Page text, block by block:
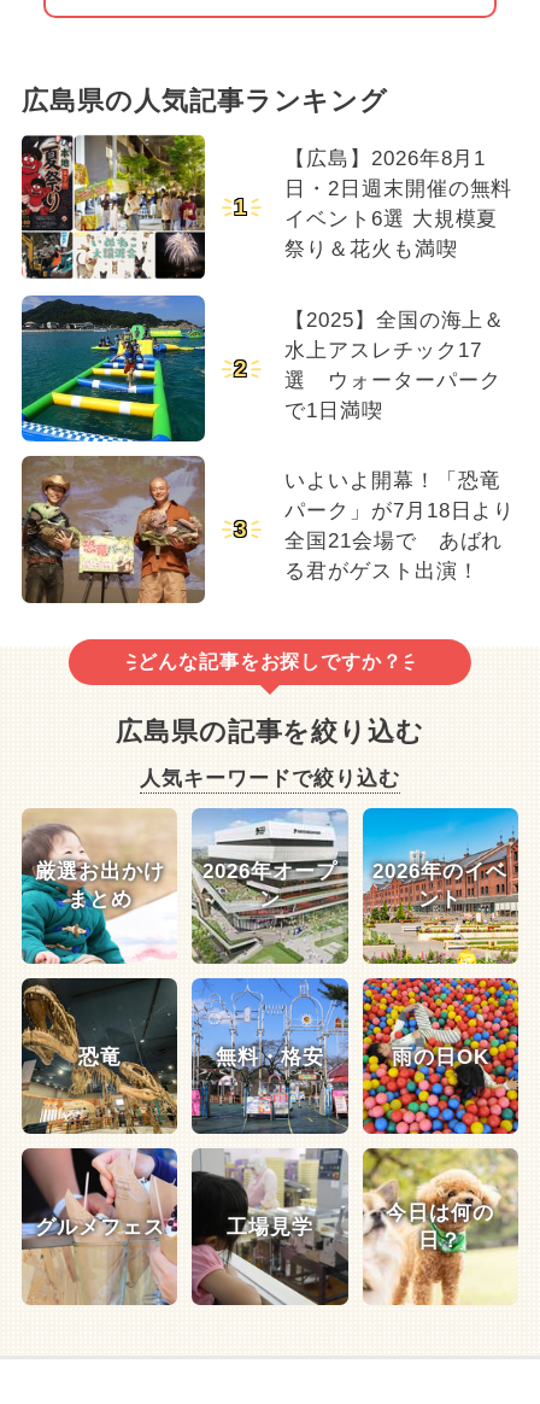
広島県の人気記事ランキング
1
【広島】2026年8月1
日・2日週末開催の無料
イベント6選 大規模夏
祭り＆花火も満喫
2
【2025】全国の海上＆
水上アスレチック17
選 ウォーターパーク
で1日満喫
3
いよいよ開幕！「恐竜
パーク」が7月18日より
全国21会場で あばれ
る君がゲスト出演！
どんな記事をお探しですか？
広島県の記事を絞り込む
人気キーワードで絞り込む
厳選お出かけ
まとめ
2026年オープ
ン
2026年のイベ
ント
恐竜 無料・格安 雨の日OK
グルメフェス 工場見学
今日は何の
日？